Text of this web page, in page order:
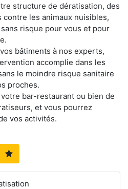
structure de dératisation, des
les animaux nuisibles,
risque pour vous et pour
bâtiments à nos experts,
accomplie dans les
le moindre risque sanitaire
proches.
bar-restaurant ou bien de
et vous pourrez
vos activités.